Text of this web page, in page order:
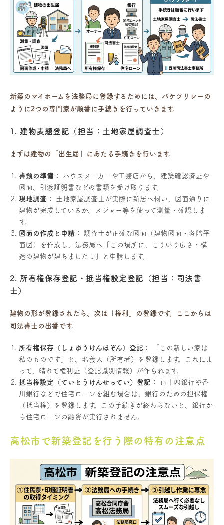
新築のマイホームを法務局に登録するためには、バケツリレーの
ように2つの専門家が順番に手続きを行っていきます。
1. 建物表題登記（担当：土地家屋調査士）
まずは建物の「出生届」にあたる手続きを行います。
書類の準備：
ハウスメーカーや工務店から、建築確認済証や
図面、引渡証明書などの書類を受け取ります。
現地調査：
土地家屋調査士が実際に新居へ伺い、図面通りに
建物が完成しているか、メジャー等を使って測量・確認しま
す。
図面の作成と申請：
調査士が正確な図面（建物図面・各階平
面図）を作成し、法務局へ「この場所に、こういう広さ・構
造の建物が建ちましたよ」と申請します。
2. 所有権保存登記・抵当権設定登記（担当：司法書
士）
建物の形が登録されたら、次は「権利」の登録です。ここからは
司法書士の出番です。
所有権保存（しょゆうけんほぞん）登記：
「この新しい家は
私のものです」と、名義人（所有者）を登録します。これによ
って、晴れて権利証（登記識別情報）が作られます。
抵当権設定（ていとうけんせってい）登記：
百十四銀行や香
川銀行などで住宅ローンを組む場合は、銀行のための担保権
（抵当権）を登録します。この手続きが終わらないと、銀行か
ら住宅ローンの融資が実行されません。
高松市で新築登記を行う際の特有の注意点